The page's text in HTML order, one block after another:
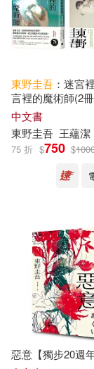
接力出版
文化發展
時報出版
浙江人民
長江文藝
東野圭吾 ：迷宮
言裡的魔術師(2
中文書
東野圭吾 王蘊潔
75 折 $750 $
惡意【獨步20週